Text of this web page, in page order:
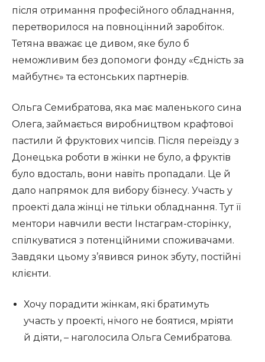
після отримання професійного обладнання,
перетворилося на повноцінний заробіток.
Тетяна вважає це дивом, яке було б
неможливим без допомоги фонду «Єдність за
майбутнє» та естонських партнерів.
Ольга Семибратова, яка має маленького сина
Олега, займається виробництвом крафтової
пастили й фруктових чипсів. Після переїзду з
Донецька роботи в жінки не було, а фруктів
було вдосталь, вони навіть пропадали. Це й
дало напрямок для вибору бізнесу. Участь у
проекті дала жінці не тільки обладнання. Тут її
ментори навчили вести Інстаграм-сторінку,
спілкуватися з потенційними споживачами.
Завдяки цьому з’явився ринок збуту, постійні
клієнти.
Хочу порадити жінкам, які братимуть
участь у проекті, нічого не боятися, мріяти
й діяти, – наголосила Ольга Семибратова.